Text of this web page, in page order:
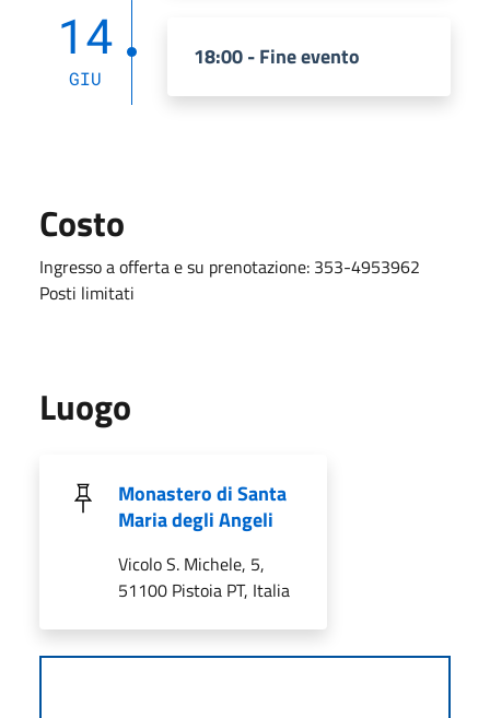
14
GIU
18:00 - Fine evento
Costo
Ingresso a offerta e su prenotazione: 353-4953962
Posti limitati
Luogo
Monastero di Santa
Maria degli Angeli
Vicolo S. Michele, 5,
51100 Pistoia PT, Italia